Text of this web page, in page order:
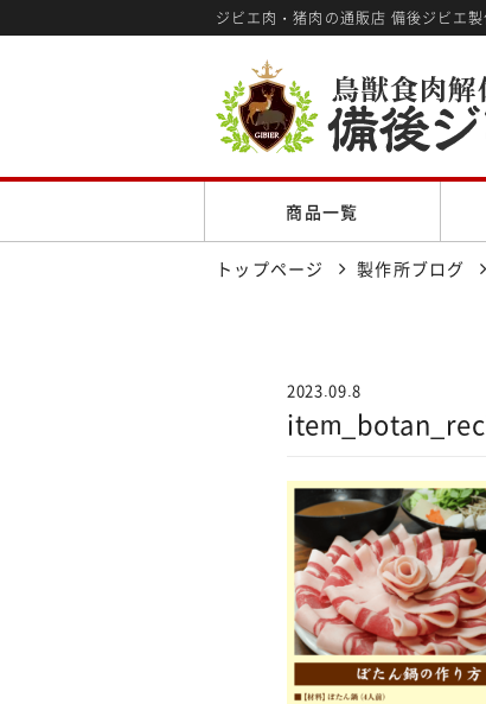
ジビエ肉・猪肉の通販店 備後ジビエ
商品一覧
トップページ 製作所ブログ
2023.09.8